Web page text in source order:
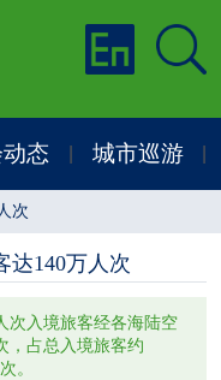
态 城市巡游
次
达140万人次
次入境旅客经各海陆空
，占总入境旅客约
。